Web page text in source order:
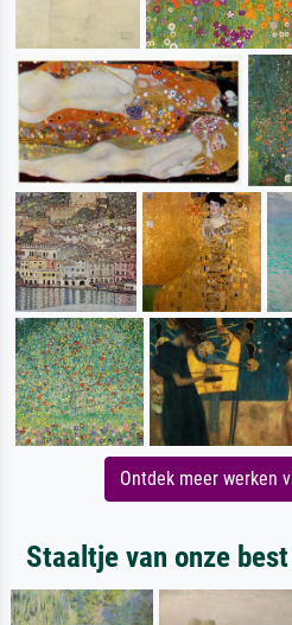
Ontdek meer werken
Staaltje van onze